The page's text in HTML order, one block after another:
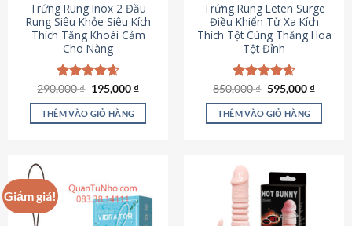
Trứng Rung Inox 2 Đầu
Rung Siêu Khỏe Siêu Kích
Thích Tăng Khoái Cảm
Cho Nàng
Được xếp
hạng4.64
5 sao
290,000₫ Giá
là:
290,000 ₫.
195,000₫Giá
tại
THÊM VÀO GIỎ HÀNG
Trứng Rung Leten Surge
Điều Khiển Từ Xa Kích
Thích Tột Cùng Thăng Hoa
Tột Đỉnh
Được xếp
hạng4.69
5 sao
850,000₫ Giá
là:
850,000 ₫.
595,000₫Giá
tại
THÊM VÀO GIỎ HÀNG
Giảm giá!